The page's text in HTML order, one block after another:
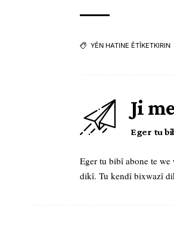
YÊN HATINE ÊTÎKETKIRIN
Ji
Eger tu
Eger tu bibî abone te we
dikî. Tu kendî bixwazî